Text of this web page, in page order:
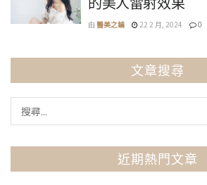
由 醫美之鑰 22 2 月, 2024 0
文章搜尋
近期熱門文章